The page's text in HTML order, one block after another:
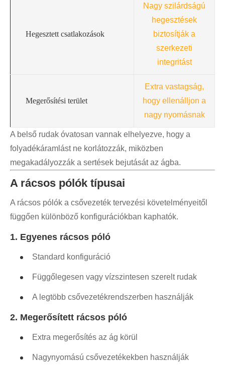
Hegesztett csatlakozások
Nagy szilárdságú
hegesztések
biztosítják a
szerkezeti
integritást
Megerősítési terület
Extra vastagság,
hogy ellenálljon a
nagy nyomásnak
A belső rudak óvatosan vannak elhelyezve, hogy a
folyadékáramlást ne korlátozzák, miközben
megakadályozzák a sertések bejutását az ágba.
A rácsos pólók típusai
A rácsos pólók a csővezeték tervezési követelményeitől
függően különböző konfigurációkban kaphatók.
1. Egyenes rácsos póló
Standard konfiguráció
Függőlegesen vagy vízszintesen szerelt rudak
A legtöbb csővezetékrendszerben használják
2. Megerősített rácsos póló
Extra megerősítés az ág körül
Nagynyomású csővezetékekben használják